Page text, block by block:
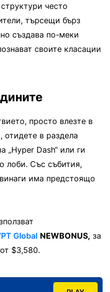
често
търсещи бърз
създава по-меки
своите класации
просто влезте в
отидете в раздела
„Hyper Dash“ или ги
лоби. Със събития,
има предстоящо
Global NEWBONUS, за
$3,580.